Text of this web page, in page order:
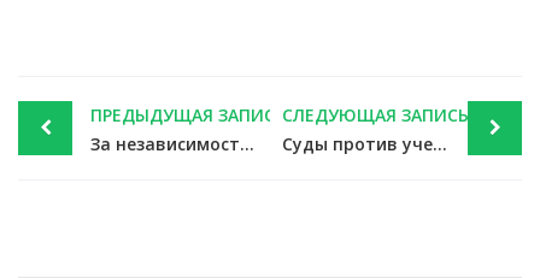
Post
navigation
ПРЕДЫДУЩАЯ ЗАПИСЬ
За независимость Рунета заплатят налогоплательщики — новости налоги
СЛЕДУЮЩАЯ ЗАПИСЬ
Суды против учета процентов по займам, переданным на смежные фирмы с убытком — новости налоги